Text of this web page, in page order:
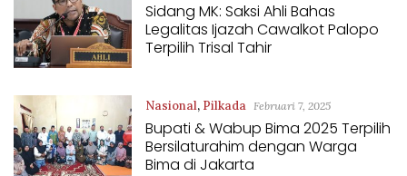
Sidang MK: Saksi Ahli Bahas
Legalitas Ijazah Cawalkot Palopo
Terpilih Trisal Tahir
Nasional, Pilkada Februari 7, 2025
Bupati & Wabup Bima 2025 Terpilih
Bersilaturahim dengan Warga
Bima di Jakarta